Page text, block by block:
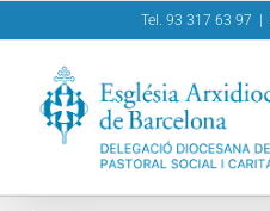
to
Tel. 93 317 63 97